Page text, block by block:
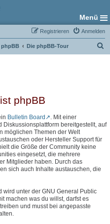
Menü
Anmelden
Registrieren
phpBB Die phpBB-Tour
phpBB
Bulletin Board
. Mit einer
Diskussionsplattform bereitgestellt, auf
möglichen Themen der Welt
oder Hersteller Support für
die Größe der Community keine
eingesetzt, die mehrere
Mitglieder haben. Durch das
sich auch Inhalte austauschen, die
wird unter der GNU General Public
machen was du willst, darfst es
und musst bei angepasste